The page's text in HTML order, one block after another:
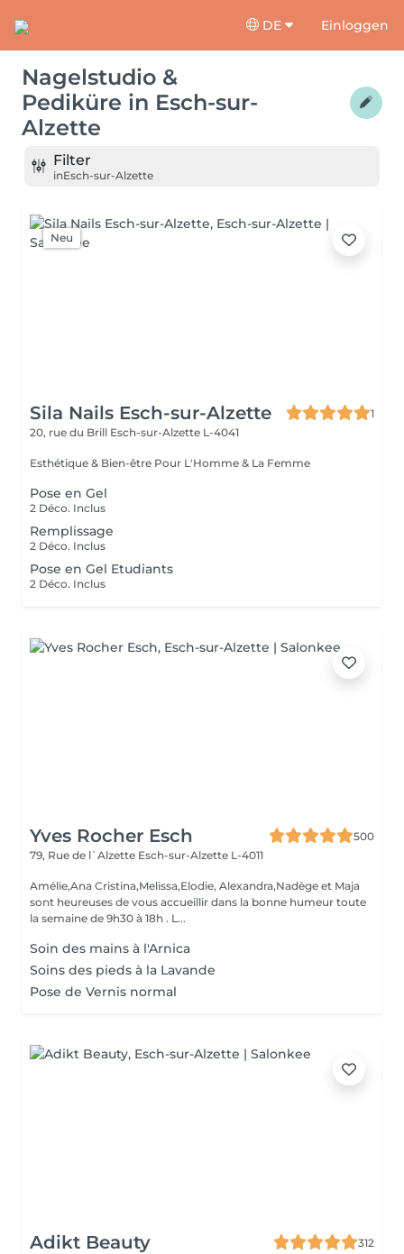
DE Einloggen
Nagelstudio &
Pediküre in Esch-sur-
Alzette
Filter
inEsch-sur-Alzette
Neu
Sila Nails Esch-sur-Alzette
1
20, rue du Brill Esch-sur-Alzette L-4041
Esthétique & Bien-être Pour L'Homme & La Femme
Pose en Gel
2 Déco. Inclus
Remplissage
2 Déco. Inclus
Pose en Gel Etudiants
2 Déco. Inclus
Yves Rocher Esch
500
79, Rue de l`Alzette Esch-sur-Alzette L-4011
Amélie,Ana Cristina,Melissa,Elodie, Alexandra,Nadège et Maja
sont heureuses de vous accueillir dans la bonne humeur toute
la semaine de 9h30 à 18h . L...
Soin des mains à l'Arnica
Soins des pieds à la Lavande
Pose de Vernis normal
Adikt Beauty
312